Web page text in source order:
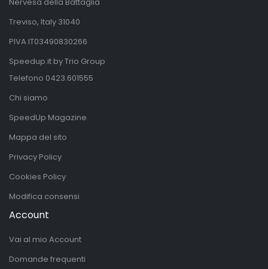
Treviso, Italy 31040
PIVA IT03490830266
Speedup.it by Trio Group
Telefono 0423.601555
Chi siamo
SpeedUp Magazine
Mappa del sito
Privacy Policy
Cookies Policy
Modifica consensi
Account
Vai al mio Account
Domande frequenti